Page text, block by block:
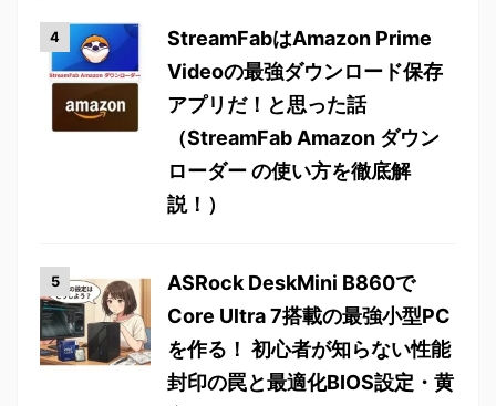
StreamFabはAmazon Prime
Videoの最強ダウンロード保存
アプリだ！と思った話
（StreamFab Amazon ダウン
ローダー の使い方を徹底解
説！）
ASRock DeskMini B860で
Core Ultra 7搭載の最強小型PC
を作る！ 初心者が知らない性能
封印の罠と最適化BIOS設定・黄